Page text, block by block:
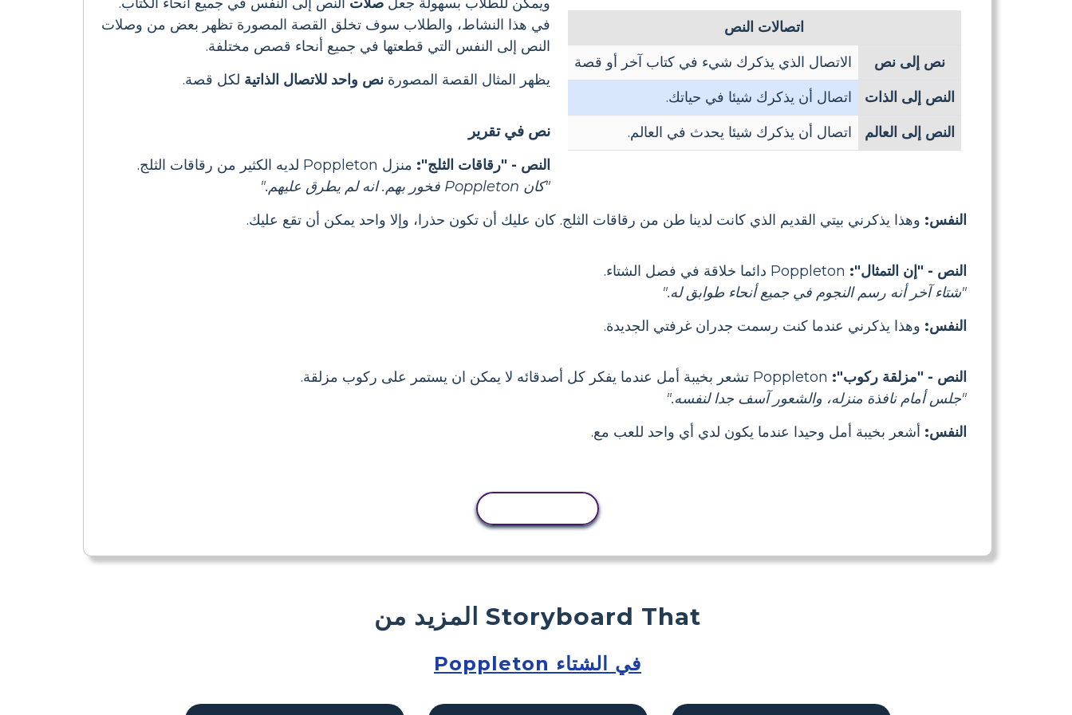
اتصالات النص
نص إلى نص
الاتصال الذي يذكرك شيء في كتاب آخر أو قصة
النص إلى الذات
اتصال أن يذكرك شيئا في حياتك.
النص إلى العالم
اتصال أن يذكرك شيئا يحدث في العالم.
في هذا النشاط، والطلاب سوف تخلق القصة المصورة تظهر بعض من وصلات
النص إلى النفس التي قطعتها في جميع أنحاء قصص مختلفة.
يظهر المثال القصة المصورةنص واحد للاتصال الذاتية لكل قصة.
نص في تقرير
النص - "رقاقات الثلج": منزل Poppleton لديه الكثير من رقاقات الثلج.
"كان Poppleton فخور بهم. انه لم يطرق عليهم."
النفس: وهذا يذكرني بيتي القديم الذي كانت لدينا طن من رقاقات الثلج. كان عليك أن تكون حذرا، وإلا واحد يمكن أن تقع عليك.
النص - "إن التمثال":
"شتاء آخر أنه رسم النجوم في جميع أنحاء طوابق له."
النفس: وهذا يذكرني عندما كنت رسمت جدران غرفتي الجديدة.
النص - "مزلقة ركوب":
"جلس أمام نافذة منزله، والشعور آسف جدا لنفسه."
النفس: أشعر بخيبة أمل وحيدا عندما يكون لدي أي واحد للعب مع.
المزيد من Storyboard That
Poppleton في الشتاء